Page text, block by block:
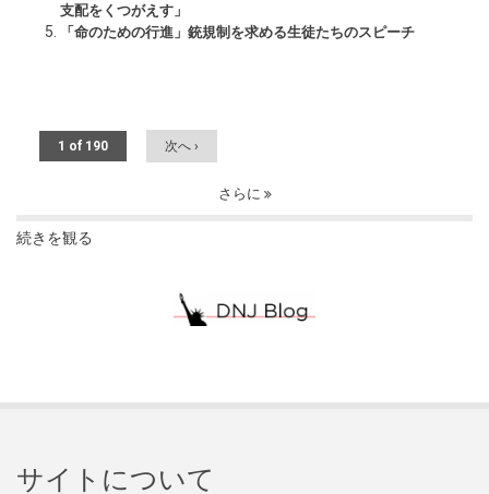
支配をくつがえす」
「命のための行進」銃規制を求める生徒たちのスピーチ
1 of 190 次へ ›
さらに
続きを観る
サイトについて